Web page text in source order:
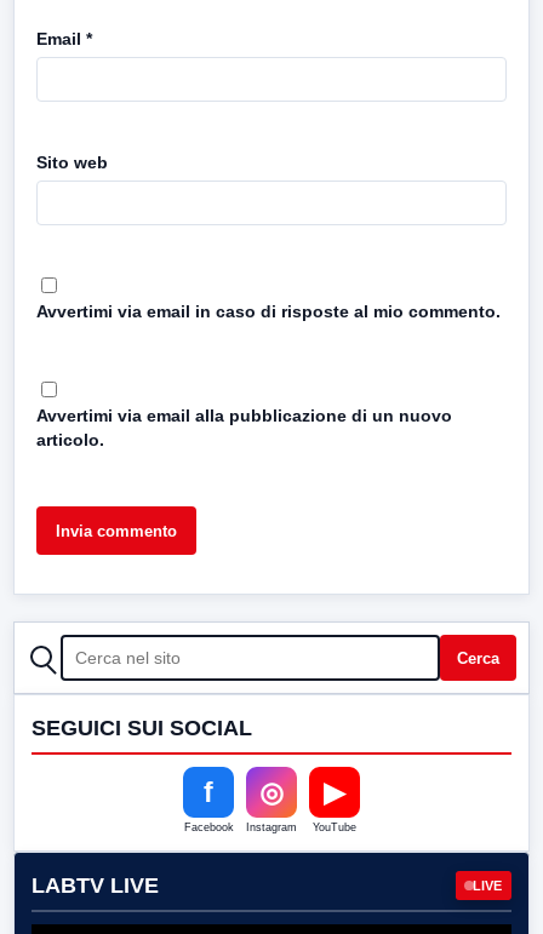
Email *
Sito web
Avvertimi via email in caso di risposte al mio commento.
Avvertimi via email alla pubblicazione di un nuovo
articolo.
CERCA Cerca
SEGUICI SUI SOCIAL
f
Facebook
◎
Instagram
▶
YouTube
LABTV LIVE LIVE